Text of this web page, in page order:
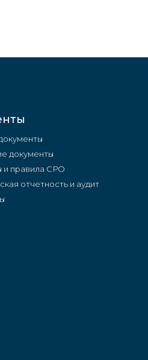
документы
и правила СРО
отчетность и аудит